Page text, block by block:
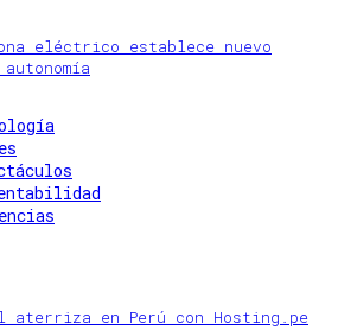
eléctrico establece nuevo
aterriza en Perú con Hosting.pe